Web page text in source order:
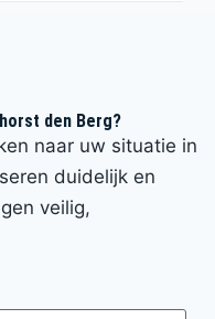
den Berg?
naar uw situatie in
duidelijk en
veilig,